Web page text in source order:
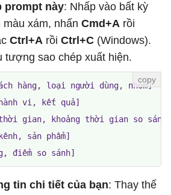
prompt này: Nhấp vào bất kỳ
xám, nhấn Cmd+A rồi
Ctrl+A rồi Ctrl+C (Windows).
tượng sao chép xuất hiện.
hàng, loại người dùng, nhóm]
vi, kết quả]
thời gian, khoảng thời gian so sánh]
sản phẩm]
điểm so sánh]
tin chi tiết của bạn: Thay thế